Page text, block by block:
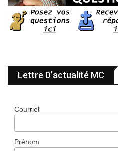
Lettre D’actualité MC
Courriel
Prénom